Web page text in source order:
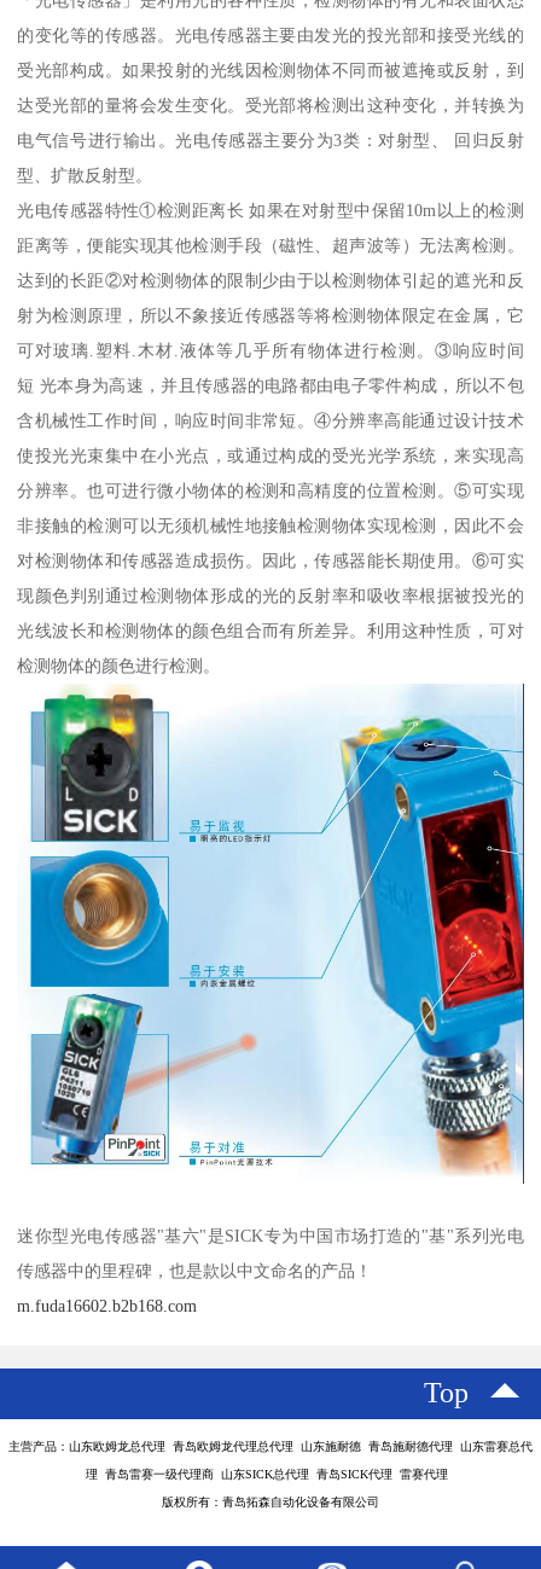
的变化等的传感器。光电传感器主要由发光的投光部和接受光线的
受光部构成。如果投射的光线因检测物体不同而被遮掩或反射，到
达受光部的量将会发生变化。受光部将检测出这种变化，并转换为
电气信号进行输出。光电传感器主要分为3类：对射型、 回归反射
型、扩散反射型。
光电传感器特性①检测距离长 如果在对射型中保留10m以上的检测
距离等，便能实现其他检测手段（磁性、超声波等）无法离检测。
达到的长距②对检测物体的限制少由于以检测物体引起的遮光和反
射为检测原理，所以不象接近传感器等将检测物体限定在金属，它
可对玻璃.塑料.木材.液体等几乎所有物体进行检测。③响应时间
短 光本身为高速，并且传感器的电路都由电子零件构成，所以不包
含机械性工作时间，响应时间非常短。④分辨率高能通过设计技术
使投光光束集中在小光点，或通过构成的受光光学系统，来实现高
分辨率。也可进行微小物体的检测和高精度的位置检测。⑤可实现
非接触的检测可以无须机械性地接触检测物体实现检测，因此不会
对检测物体和传感器造成损伤。因此，传感器能长期使用。⑥可实
现颜色判别通过检测物体形成的光的反射率和吸收率根据被投光的
光线波长和检测物体的颜色组合而有所差异。利用这种性质，可对
检测物体的颜色进行检测。
迷你型光电传感器"基六"是SICK专为中国市场打造的"基"系列光电
传感器中的里程碑，也是款以中文命名的产品！
m.fuda16602.b2b168.com
Top
主营产品：山东欧姆龙总代理 青岛欧姆龙代理总代理 山东施耐德 青岛施耐德代理 山东雷赛总代
理 青岛雷赛一级代理商 山东SICK总代理 青岛SICK代理 雷赛代理
版权所有：青岛拓森自动化设备有限公司